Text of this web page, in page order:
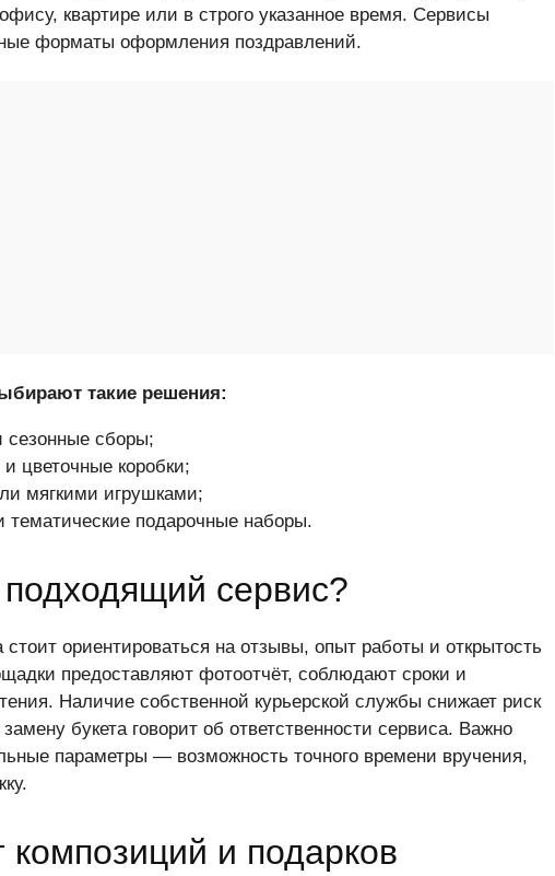
квартире или в строго указанное время. Сервисы
форматы оформления поздравлений.
такие решения:
сезонные сборы;
цветочные коробки;
мягкими игрушками;
тематические подарочные наборы.
сервис?
ориентироваться на отзывы, опыт работы и открытость
предоставляют фотоотчёт, соблюдают сроки и
Наличие собственной курьерской службы снижает риск
букета говорит об ответственности сервиса. Важно
параметры — возможность точного времени вручения,
композиций и подарков